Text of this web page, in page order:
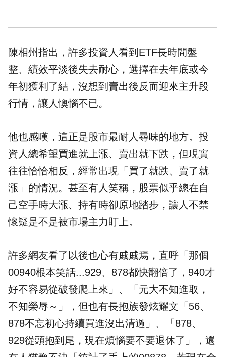
陳相州指出，許多投資人看到ETF長時間盤
整、績效平淡後失去耐心，選擇在去年底或今
年初獲利了結，沒想到賣出後反而迎來主升段
行情，讓人懊惱不已。
他也感嘆，這正是股市最耐人尋味的地方。投
資人總希望買進就上漲、賣出就下跌，但現實
往往恰恰相反，經常出現「買了就跌、賣了就
漲」的情況。甚至有人笑稱，股票似乎總在自
己空手時大漲、持有時卻原地踏步，讓人不禁
懷疑是不是被市場主力盯上。
許多網友看了以後也心有戚戚焉，直呼「那個
00940根本笑話...929、878都快翻倍了，940才
好不容易從破發爬上來」、「元大不知進取，
不知榮辱～」，但也有長抱族發炫耀文「56、
878不忘初心持續買進沒出清過」、「878、
929從頭抱到尾，現在煩惱要不要退休了」，還